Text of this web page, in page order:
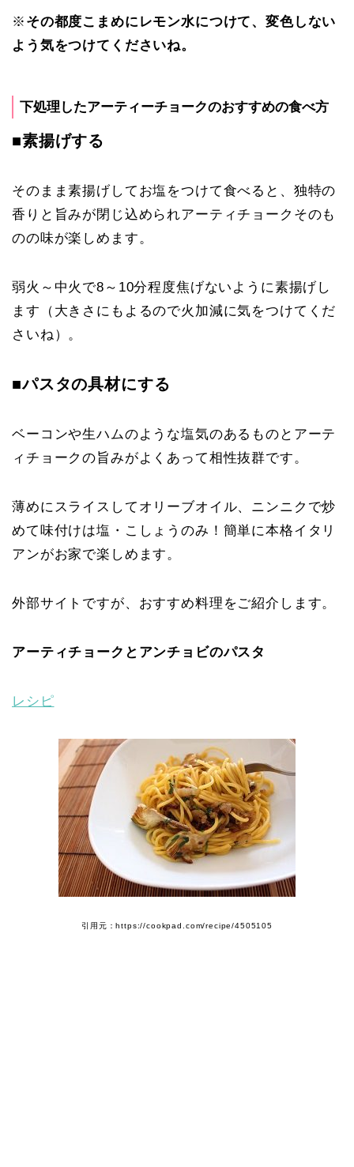
※ その都度こまめにレモン水につけて、変色しない
よう気をつけてくださいね。
下処理したアーティーチョークのおすすめの食べ方
■素揚げする
そのまま素揚げしてお塩をつけて食べると、独特の
香りと旨みが閉じ込められアーティチョークそのも
のの味が楽しめます。
弱火～中火で8～10分程 度焦げないように素揚げし
ます（大きさにもよるので火加減に気をつけてくだ
さいね）。
■パスタの具材にする
ベーコンや生ハムのような塩気のあるものとアーテ
ィチョークの旨みがよくあって相性抜群です。
薄めにスライスしてオリーブオイル、ニンニクで炒
めて味付けは塩・こしょうのみ！簡単に本格イタリ
アンがお家で楽しめます。
外部サイトですが、おすすめ料理をご紹介します。
アーティチョークとアンチョビのパスタ
レシピ
引用元：https://cookpad.com/recipe/4505105